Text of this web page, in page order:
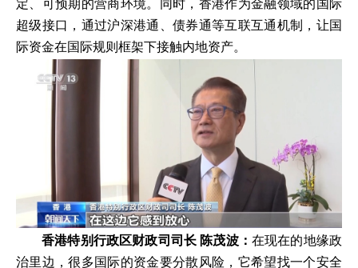
定、可预期的营商环境。同时，香港作为金融领域的国际
超级接口，通过沪深港通、债券通等互联互通机制，让国
际资金在国际规则框架下接触内地资产。
香港特别行政区财政司司长 陈茂波： 在现在的地缘政
治里边，很多国际的资金要分散风险，它希望找一个安全